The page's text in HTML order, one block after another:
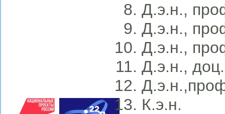
Д.э.н.,
Д.э.н.,
Д.э.н.,
Д.э.н.,
К.э.н.